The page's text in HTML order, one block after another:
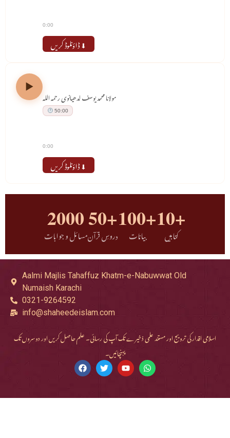
0:00
⬇ ڈاؤنلوڈ کریں
مولانا محمد یوسف لدھیانوی رحمہ اللہ
50:00
0:00
⬇ ڈاؤنلوڈ کریں
10+
کتابیں
100+
بیانات
50+
دروسِ قرآن
2000
مسائل و جوابات
Aalmi Majlis Tahaffuz Khatm-e-Nabuwwat Old
Numaish Karachi
0321-9264592
info@shaheedeislam.com
اسلامی اقدار کی ترویج اور مستند علمی ذخیرے تک آپ کی رسائی۔ علم حاصل کریں اور دوسروں تک
پہنچائیں۔